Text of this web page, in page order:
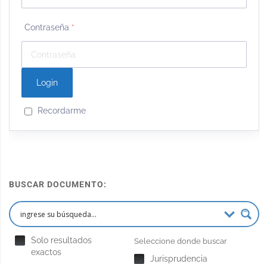
Contraseña *
Recordarme
BUSCAR DOCUMENTO:
Solo resultados
exactos
Seleccione donde buscar
Jurisprudencia